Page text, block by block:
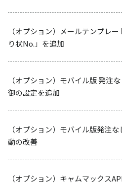
（オプション）メールテンプレ
り状No.」を追加
（オプション）モバイル版 発注
御の設定を追加
（オプション）モバイル版発注
動の改善
（オプション）キャムマックス